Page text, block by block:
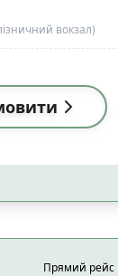
вокзал)
Прямий рейс